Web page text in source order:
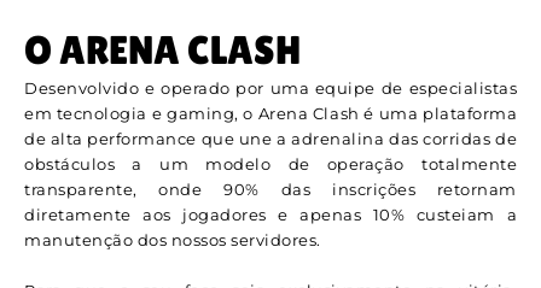
O ARENA CLASH
Desenvolvido e operado por uma equipe de especialistas
em tecnologia e gaming, o Arena Clash é uma plataforma
de alta performance que une a adrenalina das corridas de
obstáculos a um modelo de operação totalmente
transparente, onde 90% das inscrições retornam
diretamente aos jogadores e apenas 10% custeiam a
manutenção dos nossos servidores.